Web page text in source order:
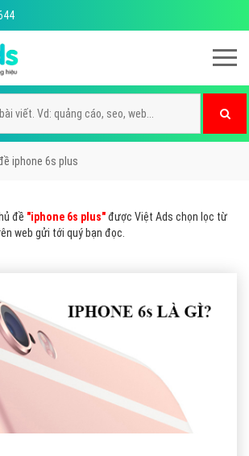
iphone 6s plus
đề "iphone 6s plus"được Việt Ads chọn lọc từ
web gửi tới quý bạn đọc.